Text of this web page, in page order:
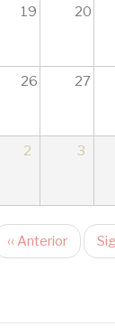
19 20
26 27
2 3
‹‹ Anterior